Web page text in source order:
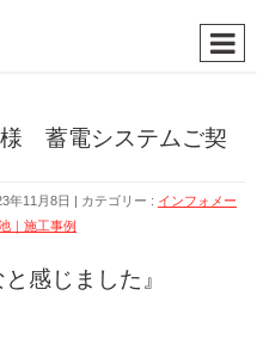
様 蓄電システムご契
年11月8日 カテゴリー : インフォメー
｜施工事例
感じました』